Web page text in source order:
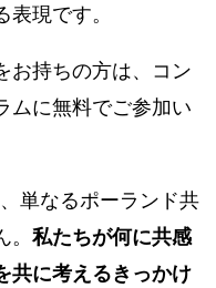
現です。
お持ちの方は、コン
ムに無料でご参加い
単なるポーランド共
私たちが何に共感
共に考えるきっかけ